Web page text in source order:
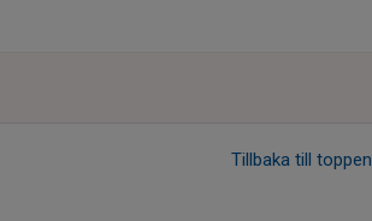
Tillbaka till toppen